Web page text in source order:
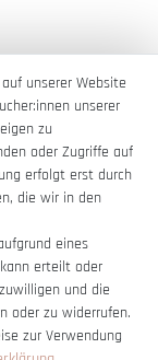
unserer Website
unserer
zu
oder Zugriffe auf
erfolgt erst durch
die wir in den
eines
erteilt oder
und die
oder zu widerrufen.
zur Verwendung